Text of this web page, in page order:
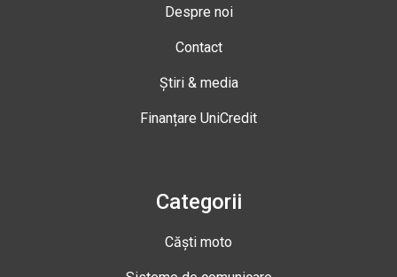
Despre noi
Contact
Știri & media
Finanțare UniCredit
Categorii
Căști moto